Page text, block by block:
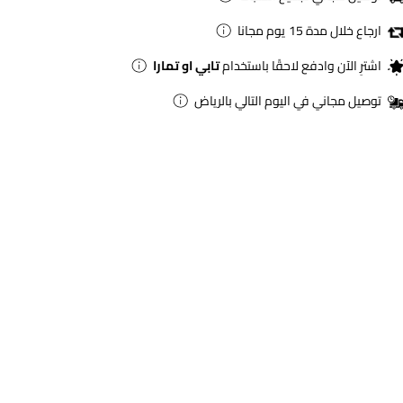
ارجاع خلال مدة 15 يوم مجانا
اشترِ الآن وادفع لاحقًا باستخدامتابي او تمارا
توصيل مجاني في اليوم التالي بالرياض